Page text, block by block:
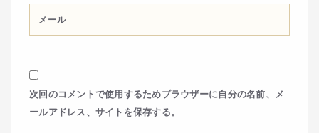
次回のコメントで使用するためブラウザーに自分の名前、メ
ールアドレス、サイトを保存する。